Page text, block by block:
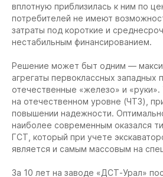
вплотную приблизилась к ним по
потребителей не имеют
затраты под короткие и
нестабильным финансированием.
Решение может быт одним —
агрегаты первоклассных западных
отечественные «железо» и «руки».
на отечественном уровне (ЧТЗ),
повышении надежности.
наиболее современным оказался
ГСТ, который при учете
является и самым массовым на
За 10 лет на заводе «ДСТ-Урал»